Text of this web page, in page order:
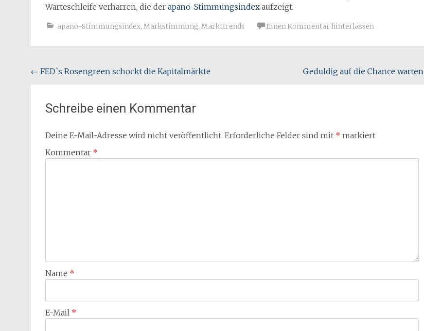
Warteschleife verharren, die der apano-Stimmungsindex aufzeigt.
apano-Stimmungsindex, Markstimmung, Markttrends Einen Kommentar hinterlassen
Beitragsnavigation
← FED`s Rosengreen schockt die Kapitalmärkte Geduldig auf die Chance warten
Schreibe einen Kommentar
Deine E-Mail-Adresse wird nicht veröffentlicht. Erforderliche Felder sind mit * markiert
Kommentar *
Name *
E-Mail *